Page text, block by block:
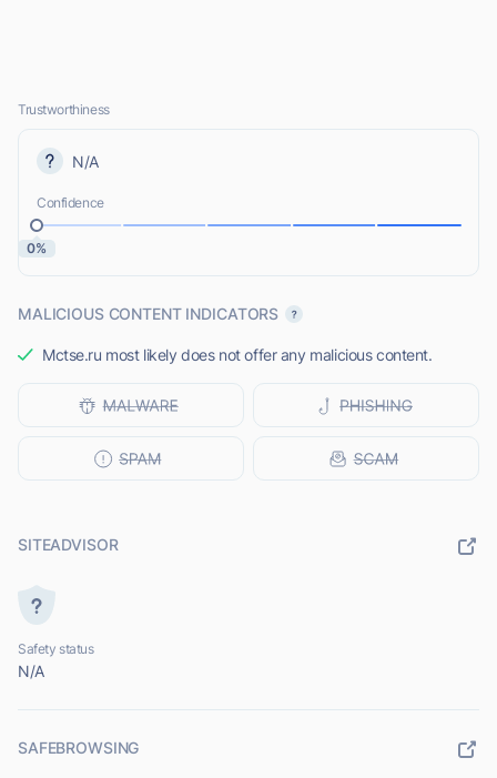
Trustworthiness
N/A
Confidence
0%
MALICIOUS CONTENT INDICATORS
Mctse.ru most likely does not offer any malicious content.
SITEADVISOR
Safety status
N/A
SAFEBROWSING